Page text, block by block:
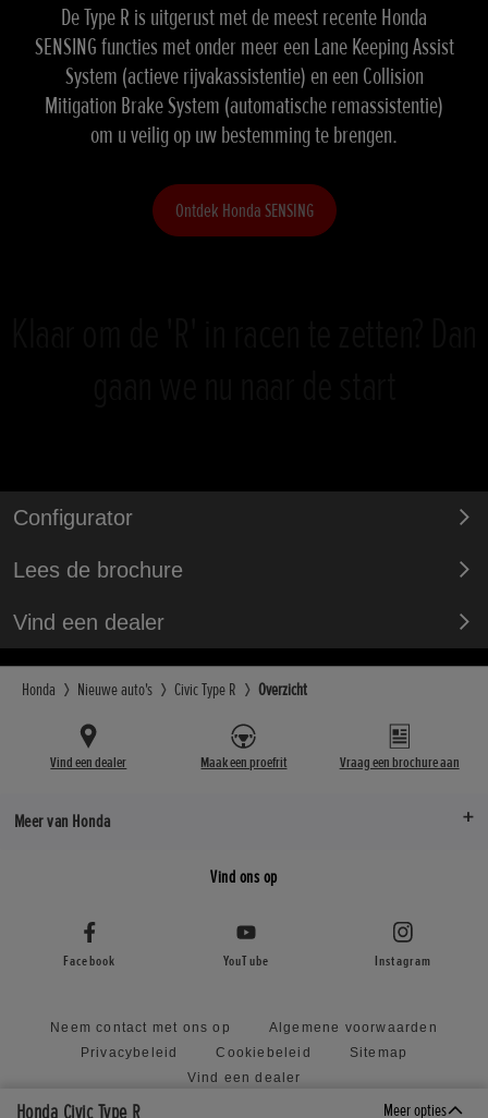
Honda Civic Type R Meer opties
De Type R is uitgerust met de meest recente Honda
SENSING functies met onder meer een Lane Keeping Assist
System (actieve rijvakassistentie) en een Collision
Mitigation Brake System (automatische remassistentie)
om u veilig op uw bestemming te brengen.
Ontdek Honda SENSING
Configurator
Lees de brochure
Vind een dealer
Honda Nieuwe auto's Civic Type R Overzicht
Vind een dealer Maak een proefrit Vraag een brochure aan
Meer van Honda
Vind ons op
Facebook YouTube Instagram
Neem contact met ons op
Algemene voorwaarden
Privacybeleid
Cookiebeleid
Sitemap
Vind een dealer
Beleid voor het ongepland indienen van ideeën